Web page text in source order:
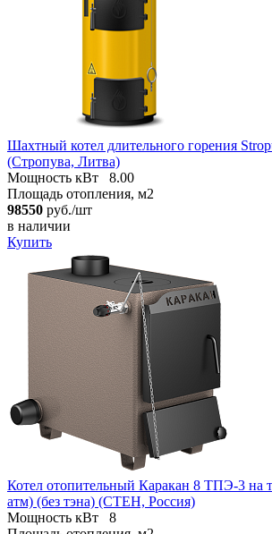
Шахтный котел длительного горения
(Стропува, Литва)
Мощность кВт
8.00
Площадь отопления, м2
98550 руб./шт
в наличии
Купить
Котел отопительный Каракан 8 ТПЭ-3 на
атм) (без тэна) (СТЕН, Россия)
Мощность кВт
8